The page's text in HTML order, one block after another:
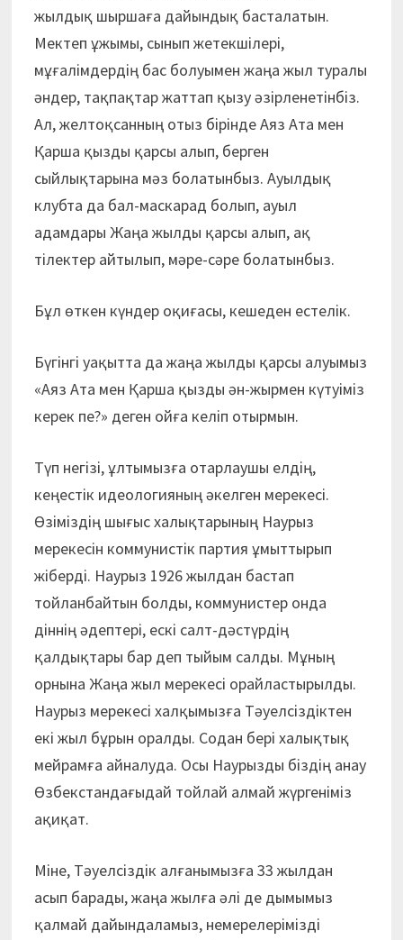
жылдық шыршаға дайындық басталатын.
Мектеп ұжымы, сынып жетекшілері,
мұғалімдердің бас болуымен жаңа жыл туралы
әндер, тақпақтар жаттап қызу әзірленетінбіз.
Ал, желтоқсанның отыз бірінде Аяз Ата мен
Қарша қызды қарсы алып, берген
сыйлықтарына мәз болатынбыз. Ауылдық
клубта да бал-маскарад болып, ауыл
адамдары Жаңа жылды қарсы алып, ақ
тілектер айтылып, мәре-сәре болатынбыз.
Бұл өткен күндер оқиғасы, кешеден естелік.
Бүгінгі уақытта да жаңа жылды қарсы алуымыз
«Аяз Ата мен Қарша қызды ән-жырмен күтуіміз
керек пе?» деген ойға келіп отырмын.
Түп негізі, ұлтымызға отарлаушы елдің,
кеңестік идеологияның әкелген мерекесі.
Өзіміздің шығыс халықтарының Наурыз
мерекесін коммунистік партия ұмыттырып
жіберді. Наурыз 1926 жылдан бастап
тойланбайтын болды, коммунистер онда
діннің әдептері, ескі салт-дәстүрдің
қалдықтары бар деп тыйым салды. Мұның
орнына Жаңа жыл мерекесі орайластырылды.
Наурыз мерекесі халқымызға Тәуелсіздіктен
екі жыл бұрын оралды. Содан бері халықтық
мейрамға айналуда. Осы Наурызды біздің анау
Өзбекстандағыдай тойлай алмай жүргеніміз
ақиқат.
Міне, Тәуелсіздік алғанымызға 33 жылдан
асып барады, жаңа жылға әлі де дымымыз
қалмай дайындаламыз, немерелерімізді